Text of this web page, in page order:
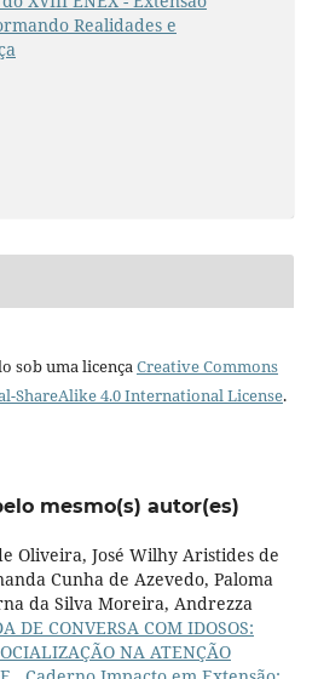
Realidades e
sob uma licençaCreative Commons
ShareAlike 4.0 International License.
mesmo(s) autor(es)
Oliveira, José Wilhy Aristides de
Cunha de Azevedo, Paloma
da Silva Moreira, Andrezza
DE CONVERSA COM IDOSOS:
NA ATENÇÃO